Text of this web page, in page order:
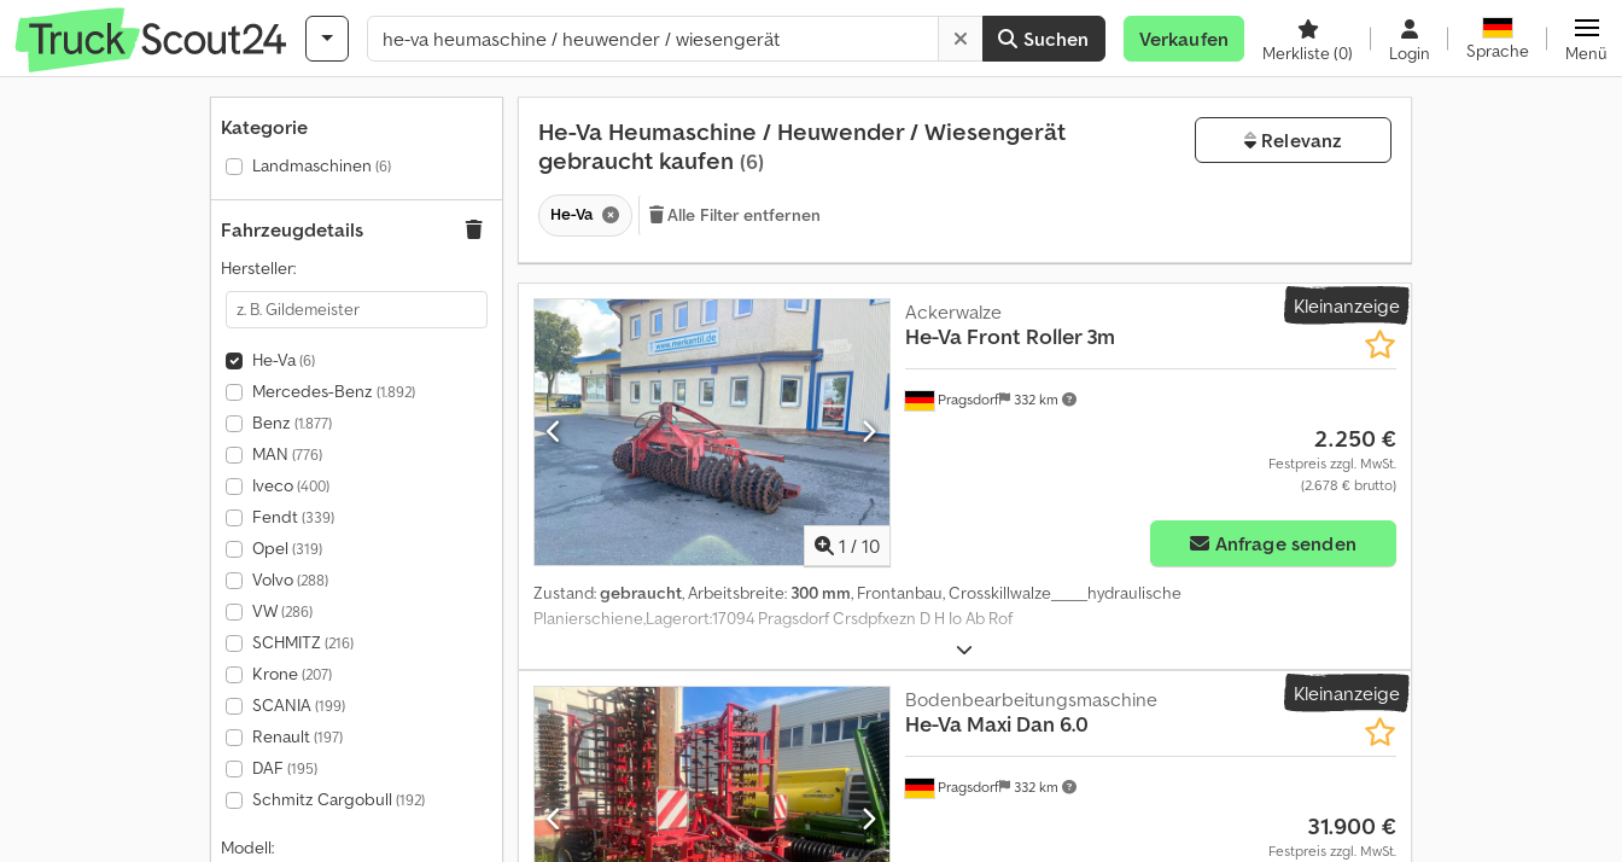
Suchen Verkaufen
Merkliste(0) Login Sprache Menü
Kategorie
Landmaschinen (6)
Fahrzeugdetails
Hersteller:
He-Va(6)
Mercedes-Benz (1.892)
Benz (1.877)
MAN (776)
Iveco(400)
Fendt(339)
Opel (319)
Volvo(288)
VW(286)
SCHMITZ(216)
Krone(207)
SCANIA(199)
Renault(197)
DAF (195)
Schmitz Cargobull (192)
Modell:
He-Va Heumaschine / Heuwender / Wiesengerät
gebraucht kaufen (6)
Relevanz
He-Va Alle Filter entfernen
Kleinanzeige
1 / 10
Pragsdorf 332 km
Ackerwalze
He-Va Front Roller 3m
2.250 €
Festpreis zzgl. MwSt.
(2.678 € brutto)
Anfrage senden
Zustand:gebraucht, Arbeitsbreite: 300 mm, Frontanbau, Crosskillwalze_____hydraulische
Planierschiene,Lagerort:17094 Pragsdorf Crsdpfxezn D H Io Ab Rof
Kleinanzeige
Pragsdorf 332 km
Bodenbearbeitungsmaschine
He-Va Maxi Dan 6.0
31.900 €
Festpreis zzgl. MwSt.